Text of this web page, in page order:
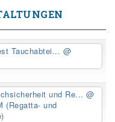
Tauchabtei... @
und Re...@
(Regatta- und